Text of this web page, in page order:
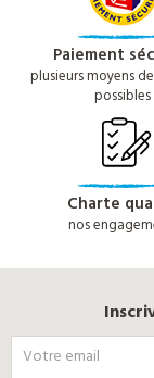
Paiement
plusieurs moyens
possibles
Charte
nos